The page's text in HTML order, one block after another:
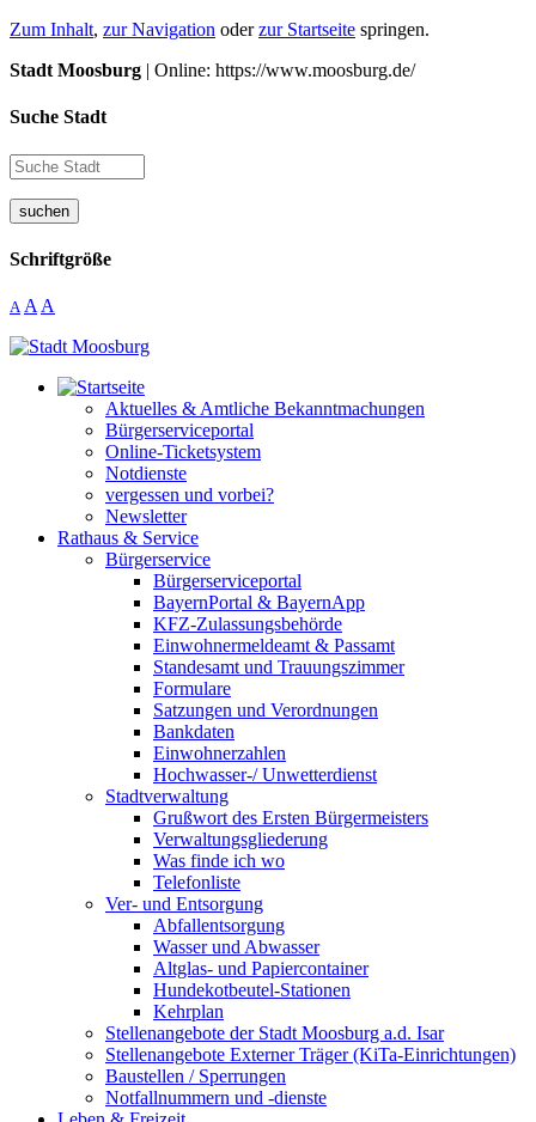
Zum Inhalt, zur Navigation oderzur Startseite springen.
Stadt Moosburg | Online: https://www.moosburg.de/
Suche Stadt
suchen
Schriftgröße
A A A
Aktuelles & Amtliche Bekanntmachungen
Bürgerserviceportal
Online-Ticketsystem
Notdienste
vergessen und vorbei?
Newsletter
Rathaus & Service
Bürgerservice
Bürgerserviceportal
BayernPortal & BayernApp
KFZ-Zulassungsbehörde
Einwohnermeldeamt & Passamt
Standesamt und Trauungszimmer
Formulare
Satzungen und Verordnungen
Bankdaten
Einwohnerzahlen
Hochwasser-/ Unwetterdienst
Stadtverwaltung
Grußwort des Ersten Bürgermeisters
Verwaltungsgliederung
Was finde ich wo
Telefonliste
Ver- und Entsorgung
Abfallentsorgung
Wasser und Abwasser
Altglas- und Papiercontainer
Hundekotbeutel-Stationen
Kehrplan
Stellenangebote der Stadt Moosburg a.d. Isar
Stellenangebote Externer Träger (KiTa-Einrichtungen)
Baustellen / Sperrungen
Notfallnummern und -dienste